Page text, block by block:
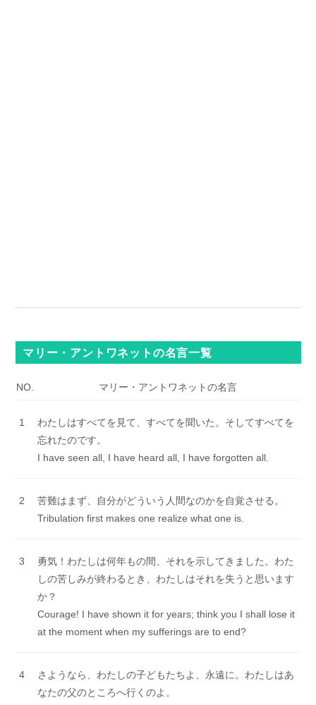
マリー・アントワネットの名言一覧
NO. マリー・アントワネットの名言
1
わたしはすべてを見て、すべてを聞いた。そしてすべてを
忘れたのです。
I have seen all, I have heard all, I have forgotten all.
2
苦難はまず、自分がどういう人間なのかを自覚させる。
Tribulation first makes one realize what one is.
3
勇気！わたしは何年もの間、それを示してきました。わた
しの苦しみが終わるとき、わたしはそれを失うと思います
か？
Courage! I have shown it for years; think you I shall lose it
at the moment when my sufferings are to end?
4
さようなら、わたしの子どもたちよ、永遠に。わたしはあ
なたの父のところへ行くのよ。